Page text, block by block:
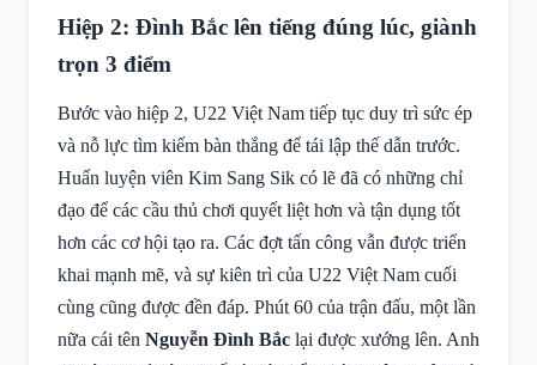
Hiệp 2: Đình Bắc lên tiếng đúng lúc, giành
trọn 3 điểm
Bước vào hiệp 2, U22 Việt Nam tiếp tục duy trì sức ép
và nỗ lực tìm kiếm bàn thắng để tái lập thế dẫn trước.
Huấn luyện viên Kim Sang Sik có lẽ đã có những chỉ
đạo để các cầu thủ chơi quyết liệt hơn và tận dụng tốt
hơn các cơ hội tạo ra. Các đợt tấn công vẫn được triển
khai mạnh mẽ, và sự kiên trì của U22 Việt Nam cuối
cùng cũng được đền đáp. Phút 60 của trận đấu, một lần
nữa cái tên Nguyễn Đình Bắc lại được xướng lên. Anh